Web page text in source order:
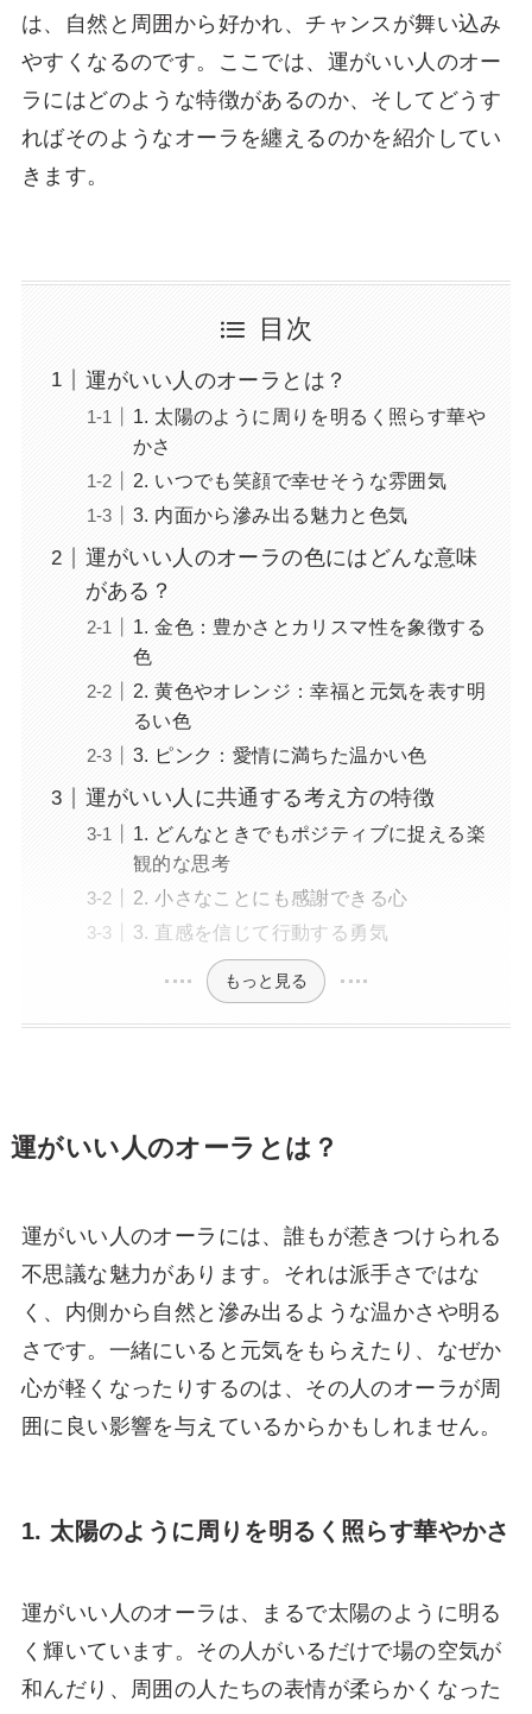
は、自然と周囲から好かれ、チャンスが舞い込み
やすくなるのです。ここでは、運がいい人のオー
ラにはどのような特徴があるのか、そしてどうす
ればそのようなオーラを纏えるのかを紹介してい
きます。
目次
運がいい人のオーラとは？
1. 太陽のように周りを明るく照らす華や
かさ
2. いつでも笑顔で幸せそうな雰囲気
3. 内面から滲み出る魅力と色気
運がいい人のオーラの色にはどんな意味
がある？
1. 金色：豊かさとカリスマ性を象徴する
色
2. 黄色やオレンジ：幸福と元気を表す明
るい色
3. ピンク：愛情に満ちた温かい色
運がいい人に共通する考え方の特徴
1. どんなときでもポジティブに捉える楽
観的な思考
2. 小さなことにも感謝できる心
3. 直感を信じて行動する勇気
もっと見る
運がいい人のオーラとは？
運がいい人のオーラには、誰もが惹きつけられる
不思議な魅力があります。それは派手さではな
く、内側から自然と滲み出るような温かさや明る
さです。一緒にいると元気をもらえたり、なぜか
心が軽くなったりするのは、その人のオーラが周
囲に良い影響を与えているからかもしれません。
1. 太陽のように周りを明るく照らす華やかさ
運がいい人のオーラは、まるで太陽のように明る
く輝いています。その人がいるだけで場の空気が
和んだり、周囲の人たちの表情が柔らかくなった